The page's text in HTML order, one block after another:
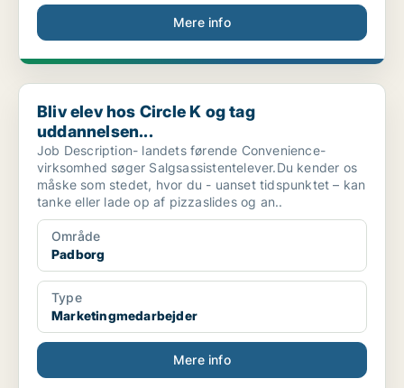
Mere info
Bliv elev hos Circle K og tag uddannelsen...
Bliv elev hos Circle K og tag
uddannelsen...
Job Description- landets førende Convenience-
virksomhed søger Salgsassistentelever.Du kender os
måske som stedet, hvor du - uanset tidspunktet – kan
tanke eller lade op af pizzaslides og an..
Område
Padborg
Type
Marketingmedarbejder
Mere info